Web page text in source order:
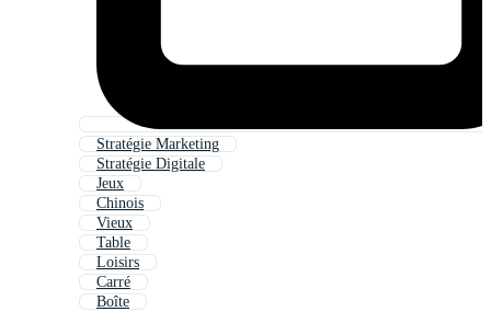
Stratégie Marketing
Stratégie Digitale
Jeux
Chinois
Vieux
Table
Loisirs
Carré
Boîte